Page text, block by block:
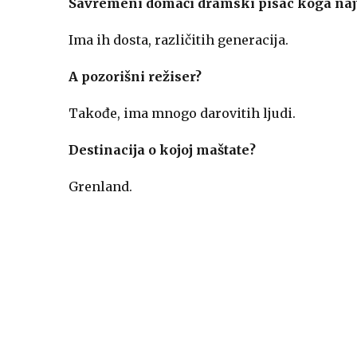
Ima ih dosta, različitih generacija.
A pozorišni režiser?
Takođe, ima mnogo darovitih ljudi.
Destinacija o kojoj maštate?
Grenland.